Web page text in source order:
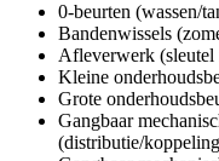
0-beurten (wassen/
Bandenwissels
Afleverwerk (sleutel
Kleine
Grote
Gangbaar
(distributie/